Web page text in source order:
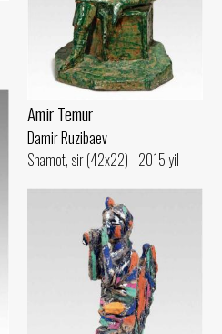
Amir Temur
Damir Ruzibaev
Shamot, sir (42x22) - 2015 yil